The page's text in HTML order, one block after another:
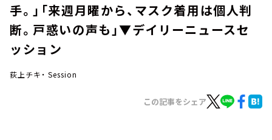
今日の番組表
手。」「来週月曜から、マスク着用は個人判
断。戸惑いの声も」▼デイリーニュースセ
ッション
荻上チキ・ Session
この記事をシェア